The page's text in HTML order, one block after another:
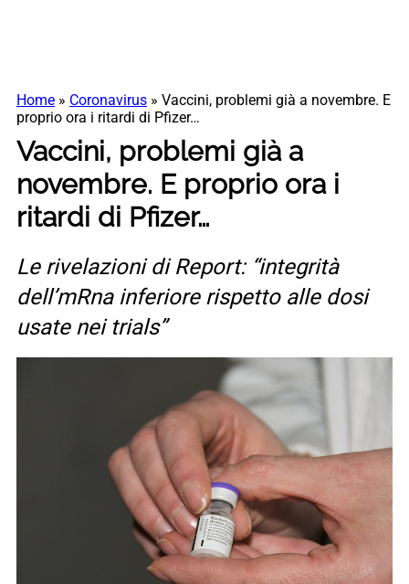
Home » Coronavirus » Vaccini, problemi già a novembre. E
proprio ora i ritardi di Pfizer…
Vaccini, problemi già a
novembre. E proprio ora i
ritardi di Pfizer…
Le rivelazioni di Report: “integrità
dell’mRna inferiore rispetto alle dosi
usate nei trials”